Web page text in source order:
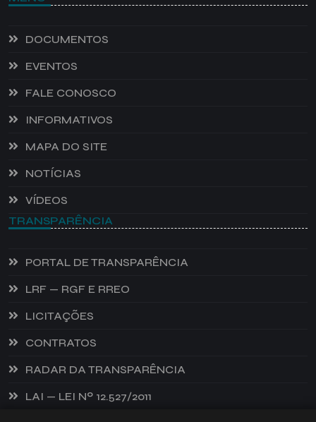
DOCUMENTOS
EVENTOS
FALE CONOSCO
INFORMATIVOS
MAPA DO SITE
NOTÍCIAS
VÍDEOS
TRANSPARÊNCIA
PORTAL DE TRANSPARÊNCIA
LRF — RGF E RREO
LICITAÇÕES
CONTRATOS
RADAR DA TRANSPARÊNCIA
LAI — LEI Nº 12.527/2011